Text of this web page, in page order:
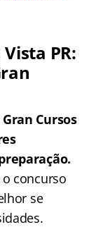
PR:
Cursos
concurso
se